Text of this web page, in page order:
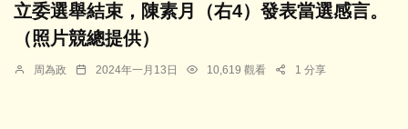
立委選舉結束，陳素月（右4）發表當選感言。
（照片競總提供）
周為政 2024年一月13日 10,619 觀看 1 分享